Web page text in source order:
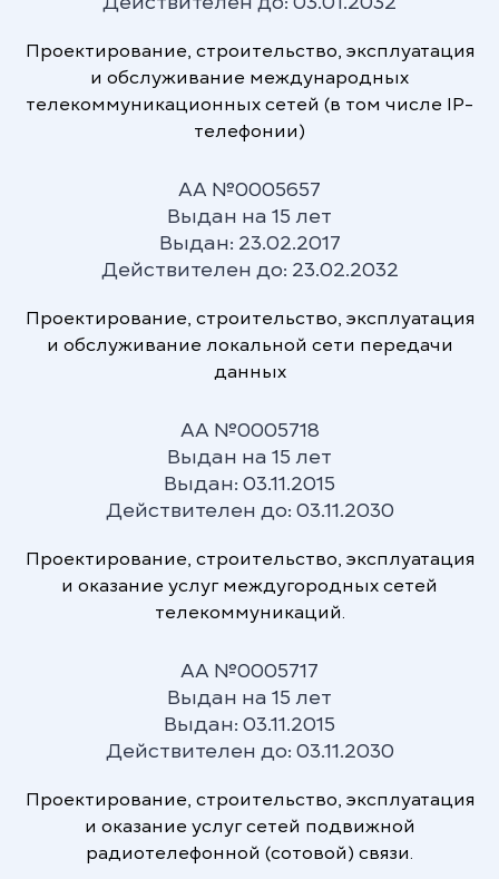
для жителей Узбекистана. Наши
технологии приносят людям новые
знания и новые возможности в любой
точке Узбекистана.
Исключительный комфорт
телекоммуникаций и связи с высоким
качеством обслуживания, мы создаем
абсолютный комфорт для потребителей
в пользовании нашими услугами, и тем
самым, позволяем нашим потребителям
уделять больше времени себе лично,
своим родным и близким, а также
своему бизнесу.
Искренняя забота о жителях
призваны и рады заботиться каждый
день о наших жителях в любой точке
страны. Связь должна быть у каждого
Проектирование, строительство, эксплуатация
и обслуживание международных
телекоммуникационных сетей (в том числе IP-
телефонии)
АА №0005657
Выдан на 15 лет
Выдан: 23.02.2017
Действителен до: 23.02.2032
Проектирование, строительство, эксплуатация
и обслуживание локальной сети передачи
данных
АА №0005718
Выдан на 15 лет
Выдан: 03.11.2015
Действителен до: 03.11.2030
Проектирование, строительство, эксплуатация
и оказание услуг междугородных сетей
телекоммуникаций.
АА №0005717
Выдан на 15 лет
Выдан: 03.11.2015
Действителен до: 03.11.2030
Проектирование, строительство, эксплуатация
и оказание услуг сетей подвижной
радиотелефонной (сотовой) связи.